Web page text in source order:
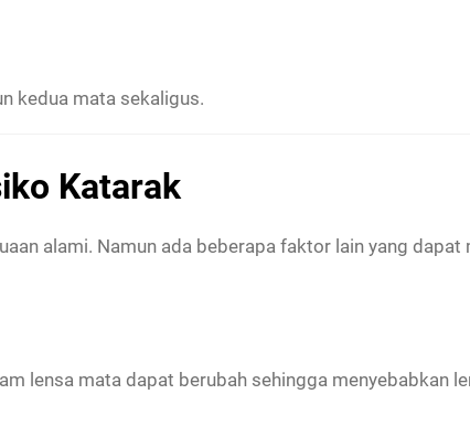
kedua mata sekaligus.
Katarak
alami. Namun ada beberapa faktor lain yang
lensa mata dapat berubah sehingga menyebabkan